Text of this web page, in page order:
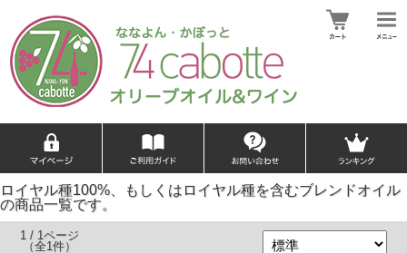
ロイヤル種100%、もしくはロイヤル種を含むブレンドオイル
の商品一覧です。
1 / 1ページ
（全1件）